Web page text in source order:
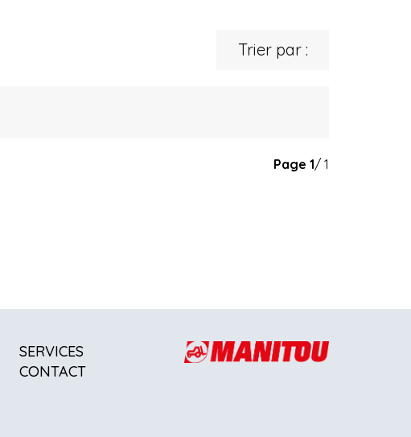
Trier par :
Page 1/ 1
SERVICES
CONTACT